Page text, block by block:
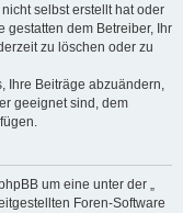
selbst erstellt hat oder
gestatten dem Betreiber, Ihr
zu löschen oder zu
Ihre Beiträge abzuändern,
geeignet sind, dem
um eine unter der „
Foren-Software